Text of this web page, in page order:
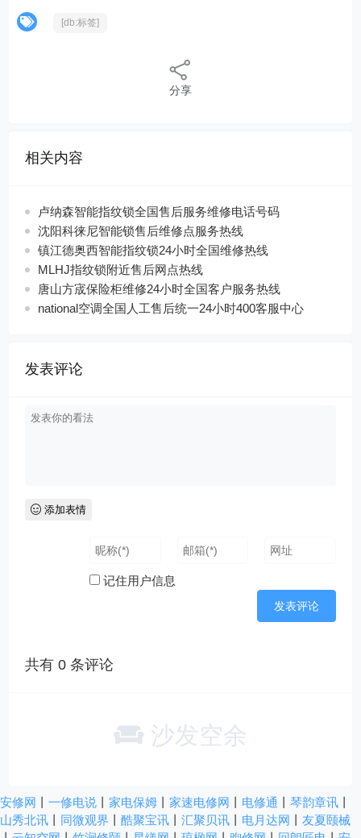
[db:标签]
分享
相关内容
卢纳森智能指纹锁全国售后服务维修电话号码
沈阳科徕尼智能锁售后维修点服务热线
镇江德奥西智能指纹锁24小时全国维修热线
MLHJ指纹锁附近售后网点热线
唐山方宬保险柜维修24小时全国客户服务热线
national空调全国人工售后统一24小时400客服中心
发表评论
添加表情
记住用户信息
共有0 条评论
沙发空余
安修网 一修电说 家电保姆 家速电修网 电修通 琴韵章讯
山秀北讯
同微观界 酷聚宝讯 汇聚贝讯 电月达网
友夏颐械